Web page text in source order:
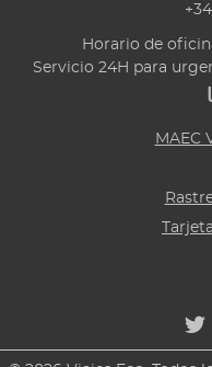
Horario de
Servicio 24H para
MAEC